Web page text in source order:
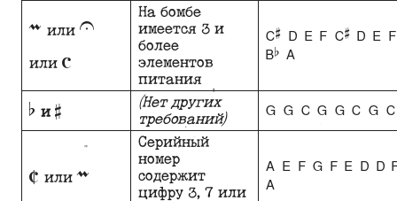
m илиU
илиc
На бомбе
имеется 3 и
более
элементов
питания
C# D E F C# D E F
Bb A
b и #
(Нет других
требований)
G G C G G C G C
C илиm
Серийный
номер
содержит
цифру 3, 7 или
A E F G F E D D
A